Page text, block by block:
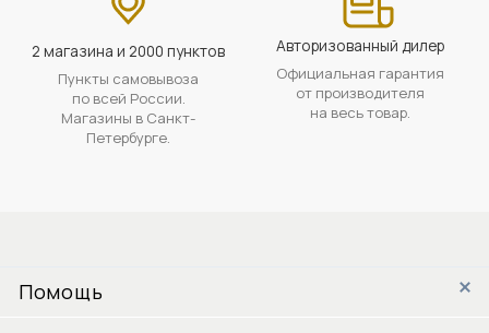
2 магазина и 2000 пунктов
Пункты самовывоза
по всей России.
Магазины в Санкт-
Петербурге.
Авторизованный дилер
Официальная гарантия
от производителя
на весь товар.
Помощь